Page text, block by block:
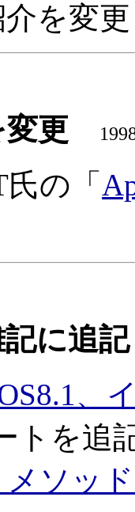
介を変
更
の「
に追
、
トを追
メソッ